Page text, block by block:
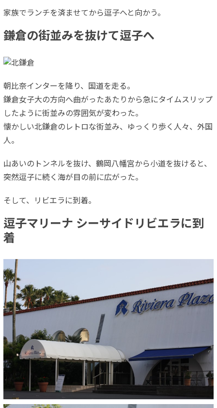
家族でランチを済ませてから逗子へと向かう。
鎌倉の街並みを抜けて逗子へ
朝比奈インターを降り、国道を走る。
鎌倉女子大の方向へ曲がったあたりから急にタイムスリップ
したように街並みの雰囲気が変わった。
懐かしい北鎌倉のレトロな街並み、ゆっくり歩く人々、外国
人。
山あいのトンネルを抜け、鶴岡八幡宮から小道を抜けると、
突然逗子に続く海が目の前に広がった。
そして、リビエラに到着。
逗子マリーナ シーサイドリビエラに到
着